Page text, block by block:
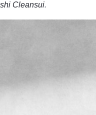
Cleansui.